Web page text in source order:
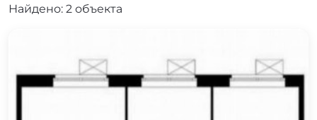
Найдено: 2 объекта